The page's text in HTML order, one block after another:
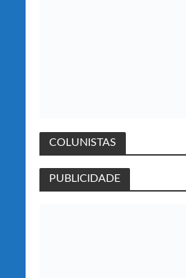
COLUNISTAS
PUBLICIDADE